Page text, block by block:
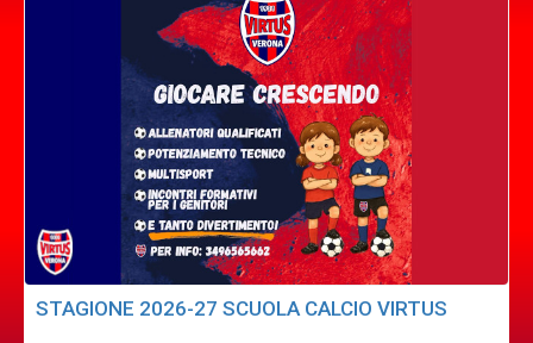
STAGIONE 2026-27 SCUOLA CALCIO VIRTUS